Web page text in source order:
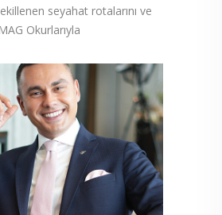
seyahat rotalarını ve
Okurlarıyla